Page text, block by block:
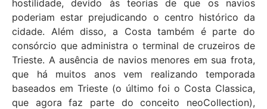
hostilidade, devido às teorias de que os navios
poderiam estar prejudicando o centro histórico da
cidade. Além disso, a Costa também é parte do
consórcio que administra o terminal de cruzeiros de
Trieste. A ausência de navios menores em sua frota,
que há muitos anos vem realizando temporada
baseados em Trieste (o último foi o Costa Classica,
que agora faz parte do conceito neoCollection),